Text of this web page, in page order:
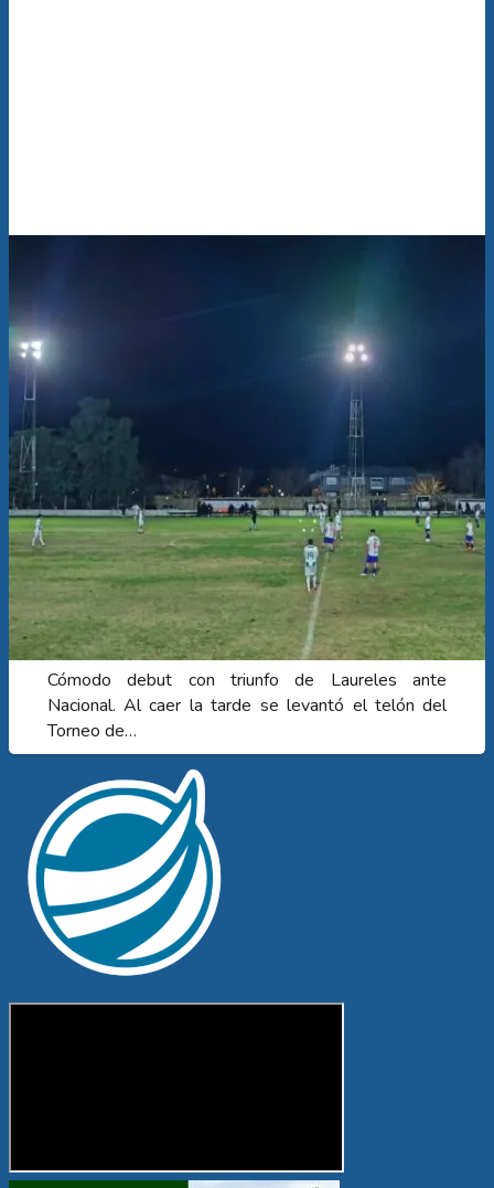
Cómodo debut con triunfo de Laureles ante
Nacional. Al caer la tarde se levantó el telón del
Torneo de…